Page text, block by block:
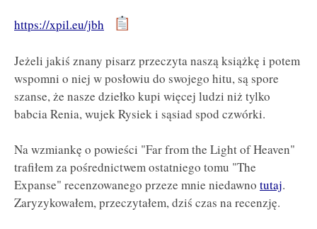
https://xpil.eu/jbh
Jeżeli jakiś znany pisarz przeczyta naszą książkę i potem
wspomni o niej w posłowiu do swojego hitu, są spore
szanse, że nasze dziełko kupi więcej ludzi niż tylko
babcia Renia, wujek Rysiek i sąsiad spod czwórki.
Na wzmiankę o powieści "Far from the Light of Heaven"
trafiłem za pośrednictwem ostatniego tomu "The
Expanse" recenzowanego przeze mnie niedawno tutaj.
Zaryzykowałem, przeczytałem, dziś czas na recenzję.